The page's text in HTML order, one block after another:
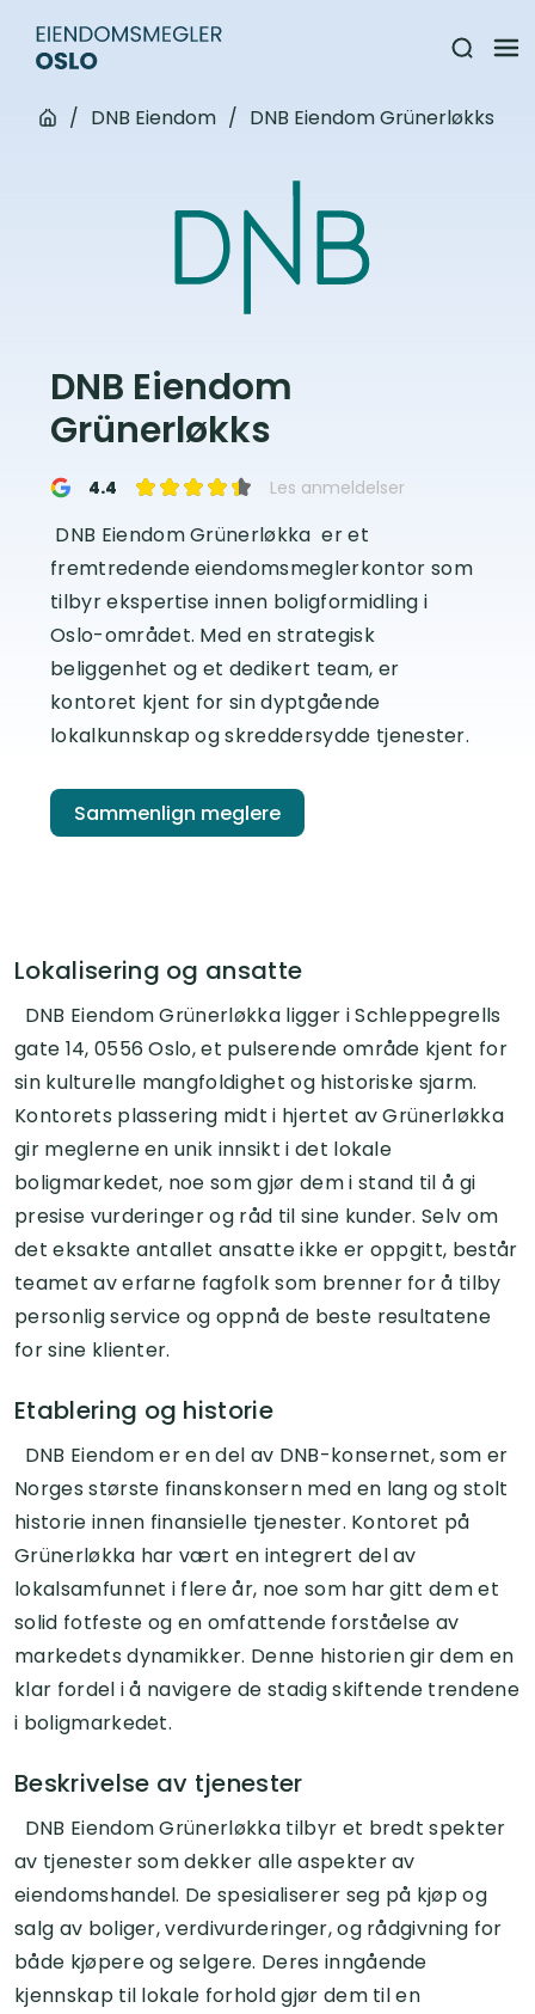
/ DNB Eiendom / DNB Eiendom Grünerløkks
DNB Eiendom
Grünerløkks
4.4 Les anmeldelser
DNB Eiendom Grünerløkka er et
fremtredende eiendomsmeglerkontor som
tilbyr ekspertise innen boligformidling i
Oslo-området. Med en strategisk
beliggenhet og et dedikert team, er
kontoret kjent for sin dyptgående
lokalkunnskap og skreddersydde tjenester.
Sammenlign meglere
Lokalisering og ansatte
DNB Eiendom Grünerløkka ligger i Schleppegrells
gate 14, 0556 Oslo, et pulserende område kjent for
sin kulturelle mangfoldighet og historiske sjarm.
Kontorets plassering midt i hjertet av Grünerløkka
gir meglerne en unik innsikt i det lokale
boligmarkedet, noe som gjør dem i stand til å gi
presise vurderinger og råd til sine kunder. Selv om
det eksakte antallet ansatte ikke er oppgitt, består
teamet av erfarne fagfolk som brenner for å tilby
personlig service og oppnå de beste resultatene
for sine klienter.
Etablering og historie
DNB Eiendom er en del av DNB-konsernet, som er
Norges største finanskonsern med en lang og stolt
historie innen finansielle tjenester. Kontoret på
Grünerløkka har vært en integrert del av
lokalsamfunnet i flere år, noe som har gitt dem et
solid fotfeste og en omfattende forståelse av
markedets dynamikker. Denne historien gir dem en
klar fordel i å navigere de stadig skiftende trendene
i boligmarkedet.
Beskrivelse av tjenester
DNB Eiendom Grünerløkka tilbyr et bredt spekter
av tjenester som dekker alle aspekter av
eiendomshandel. De spesialiserer seg på kjøp og
salg av boliger, verdivurderinger, og rådgivning for
både kjøpere og selgere. Deres inngående
kjennskap til lokale forhold gjør dem til en